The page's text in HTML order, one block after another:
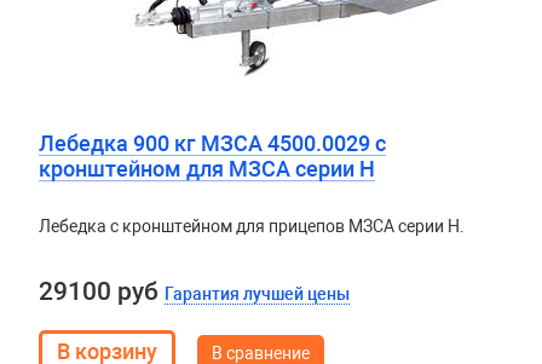
Лебедка 900 кг МЗСА 4500.0029 с
кронштейном для МЗСА серии H
Лебедка с кронштейном для прицепов МЗСА серии H.
29100 руб Гарантия лучшей цены
В сравнение